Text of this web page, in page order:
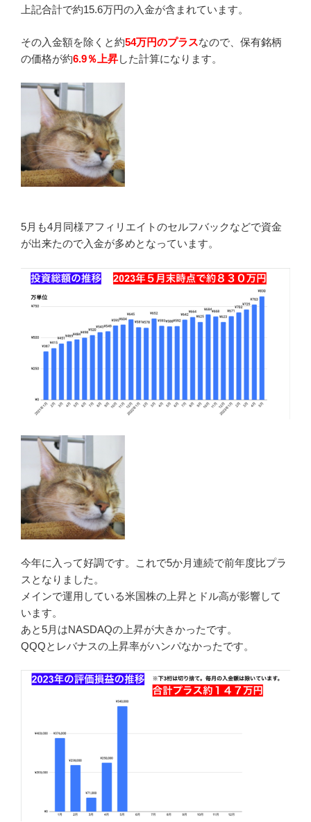
上記合計で約15.6万円の入金が含まれています。
その入金額を除くと約54万円のプラスなので、保有銘柄
の価格が約6.9％上昇した計算になります。
5月も4月同様アフィリエイトのセルフバックなどで資金
が出来たので入金が多めとなっています。
今年に入って好調です。これで5か月連続で前年度比プラ
スとなりました。
メインで運用している米国株の上昇とドル高が影響して
います。
あと5月はNASDAQの上昇が大きかったです。
QQQとレバナスの上昇率がハンパなかったです。